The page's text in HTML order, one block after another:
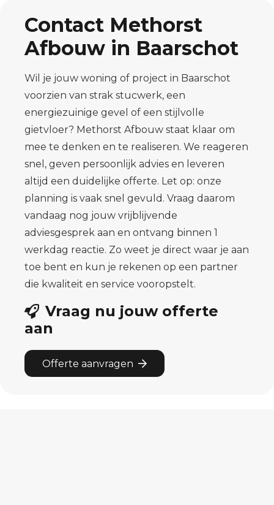
Contact Methorst
Afbouw in Baarschot
Wil je jouw woning of project in Baarschot
voorzien van strak stucwerk, een
energiezuinige gevel of een stijlvolle
gietvloer? Methorst Afbouw staat klaar om
mee te denken en te realiseren. We reageren
snel, geven persoonlijk advies en leveren
altijd een duidelijke offerte. Let op: onze
planning is vaak snel gevuld. Vraag daarom
vandaag nog jouw vrijblijvende
adviesgesprek aan en ontvang binnen 1
werkdag reactie. Zo weet je direct waar je aan
toe bent en kun je rekenen op een partner
die kwaliteit en service vooropstelt.
Vraag nu jouw offerte
aan
Offerte aanvragen